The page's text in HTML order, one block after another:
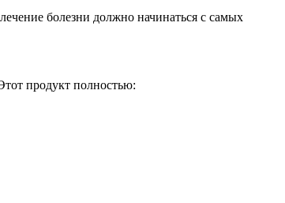
болезни должно начинаться с самых
продукт полностью: